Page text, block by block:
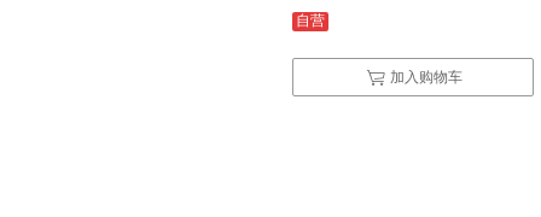
自营
加入购物车